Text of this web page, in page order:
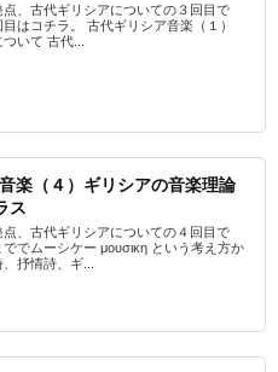
、古代ギリシアについての３回目で
はコチラ。 古代ギリシア音楽（１）
いて 古代...
楽（４）ギリシアの音楽理論
ス
、古代ギリシアについての４回目で
でムーシケー μουσικη という考え方か
抒情詩、ギ...